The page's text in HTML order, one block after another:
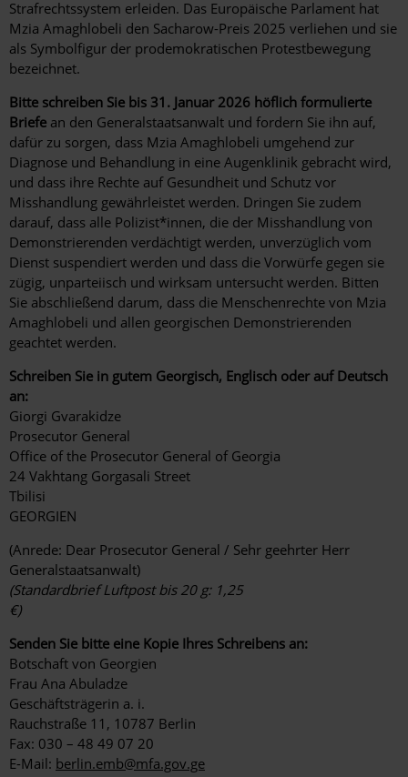
Strafrechtssystem erleiden. Das Europäische Parlament hat
Mzia Amaghlobeli den Sacharow-Preis 2025 verliehen und sie
als Symbolfigur der prodemokratischen Protestbewegung
bezeichnet.
Bitte schreiben Sie bis 31. Januar 2026 höflich formulierte
Briefe an den Generalstaatsanwalt und fordern Sie ihn auf,
dafür zu sorgen, dass Mzia Amaghlobeli umgehend zur
Diagnose und Behandlung in eine Augenklinik gebracht wird,
und dass ihre Rechte auf Gesundheit und Schutz vor
Misshandlung gewährleistet werden. Dringen Sie zudem
darauf, dass alle Polizist*innen, die der Misshandlung von
Demonstrierenden verdächtigt werden, unverzüglich vom
Dienst suspendiert werden und dass die Vorwürfe gegen sie
zügig, unparteiisch und wirksam untersucht werden. Bitten
Sie abschließend darum, dass die Menschenrechte von Mzia
Amaghlobeli und allen georgischen Demonstrierenden
geachtet werden.
Schreiben Sie in gutem Georgisch, Englisch oder auf Deutsch
an:
Giorgi Gvarakidze
Prosecutor General
Office of the Prosecutor General of Georgia
24 Vakhtang Gorgasali Street
Tbilisi
GEORGIEN
(Anrede: Dear Prosecutor General / Sehr geehrter Herr
Generalstaatsanwalt)
(Standardbrief Luftpost bis 20 g: 1,25
€)
Senden Sie bitte eine Kopie Ihres Schreibens an:
Botschaft von Georgien
Frau Ana Abuladze
Geschäftsträgerin a. i.
Rauchstraße 11, 10787 Berlin
Fax: 030 – 48 49 07 20
E-Mail: berlin.emb@mfa.gov.ge